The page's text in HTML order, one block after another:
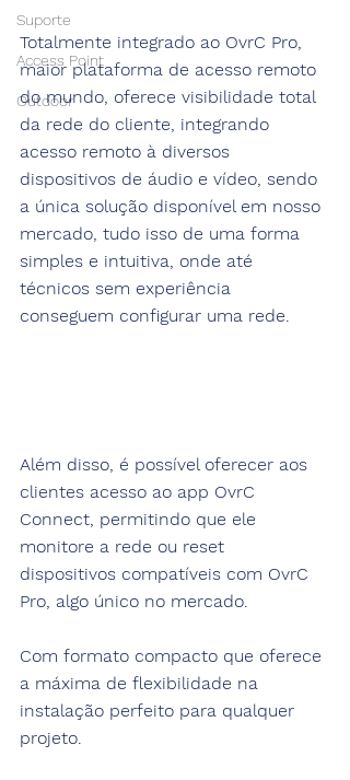
Suporte
Access Point
Outdoor
Totalmente integrado ao OvrC Pro,
maior plataforma de acesso remoto
do mundo, oferece visibilidade total
da rede do cliente, integrando
acesso remoto à diversos
dispositivos de áudio e vídeo, sendo
a única solução disponível em nosso
mercado, tudo isso de uma forma
simples e intuitiva, onde até
técnicos sem experiência
conseguem configurar uma rede.
Além disso, é possível oferecer aos
clientes acesso ao app OvrC
Connect, permitindo que ele
monitore a rede ou reset
dispositivos compatíveis com OvrC
Pro, algo único no mercado.
Com formato compacto que oferece
a máxima de flexibilidade na
instalação perfeito para qualquer
projeto.